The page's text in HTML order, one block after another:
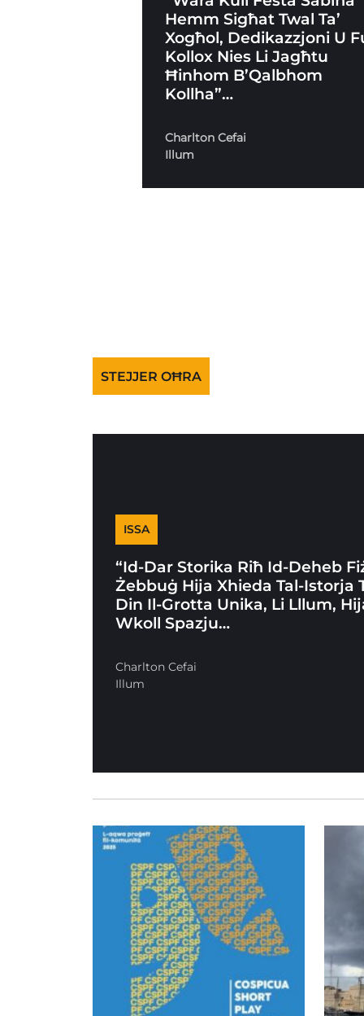
Hemm Sigħat Twal Ta’
Xogħol, Dedikazzjoni U
Kollox Nies Li Jagħtu
Ħinhom B’Qalbhom
Kollha”…
Charlton Cefai
Illum
STEJJER OĦRA
ISSA
“Id-Dar Storika Riħ Id-Deheb
Żebbuġ Hija Xhieda Tal-Istorja
Din Il-Grotta Unika, Li Lllum,
Wkoll Spazju…
Charlton Cefai
Illum